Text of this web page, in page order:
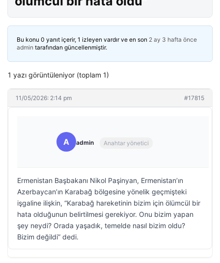
Bu konu 0 yanıt içerir, 1 izleyen vardır ve en son 2 ay 3 hafta önce
admin tarafından güncellenmiştir.
1 yazı görüntüleniyor (toplam 1)
11/05/2026: 2:14 pm #17815
A admin Anahtar yönetici
Ermenistan Başbakanı Nikol Paşinyan, Ermenistan’ın
Azerbaycan’ın Karabağ bölgesine yönelik geçmişteki
işgaline ilişkin, “Karabağ hareketinin bizim için ölümcül bir
hata olduğunun belirtilmesi gerekiyor. Onu bizim yapan
şey neydi? Orada yaşadık, temelde nasıl bizim oldu?
Bizim değildi” dedi.